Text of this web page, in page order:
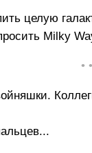
целую
Milky
•